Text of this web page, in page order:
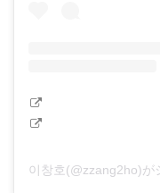
이창호(@zzang2ho)が